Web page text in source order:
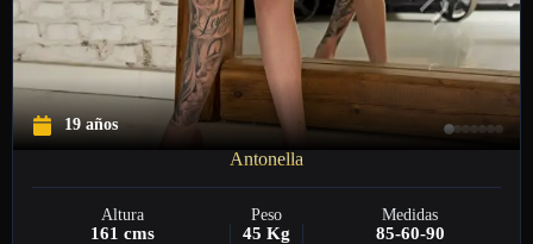
19 años
Antonella
Altura Peso Medidas
161 cms 45 Kg 85-60-90